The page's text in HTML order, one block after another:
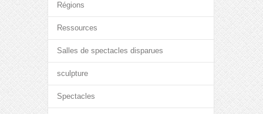
Régions
Ressources
Salles de spectacles disparues
sculpture
Spectacles